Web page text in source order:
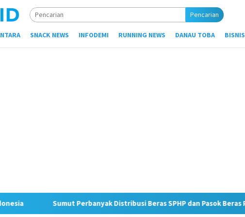
Pencarian
SNACK NEWS INFODEMI RUNNING NEWS DANAU TOBA BISNIS
Distribusi Beras SPHP dan Pasok Beras Premium ke Ritel Modern